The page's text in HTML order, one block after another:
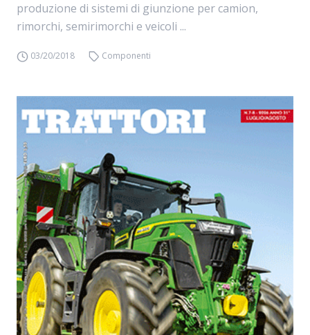
produzione di sistemi di giunzione per camion,
rimorchi, semirimorchi e veicoli ...
03/20/2018 Componenti